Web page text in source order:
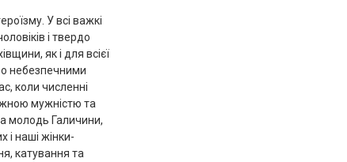
У всі важкі
і твердо
як і для всієї
небезпечними
коли численні
мужністю та
молодь Галичини,
і наші жінки-
катування та